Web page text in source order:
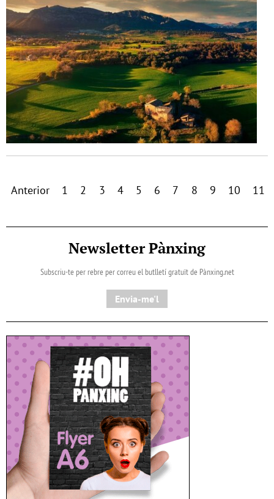
Anterior 1 2 3 4 5 6 7 8 9 10 11
Newsletter Pànxing
Subscriu-te per rebre per correu el butlletí gratuït de Pànxing.net​
Envia-me'l